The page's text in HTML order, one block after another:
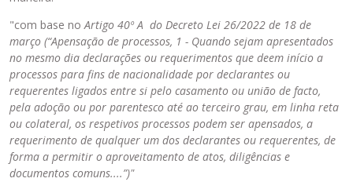
"com base noArtigo 40º A do Decreto Lei 26/2022 de 18 de
março (“Apensação de processos, 1 - Quando sejam apresentados
no mesmo dia declarações ou requerimentos que deem início a
processos para fins de nacionalidade por declarantes ou
requerentes ligados entre si pelo casamento ou união de facto,
pela adoção ou por parentesco até ao terceiro grau, em linha reta
ou colateral, os respetivos processos podem ser apensados, a
requerimento de qualquer um dos declarantes ou requerentes, de
forma a permitir o aproveitamento de atos, diligências e
documentos comuns....”)"